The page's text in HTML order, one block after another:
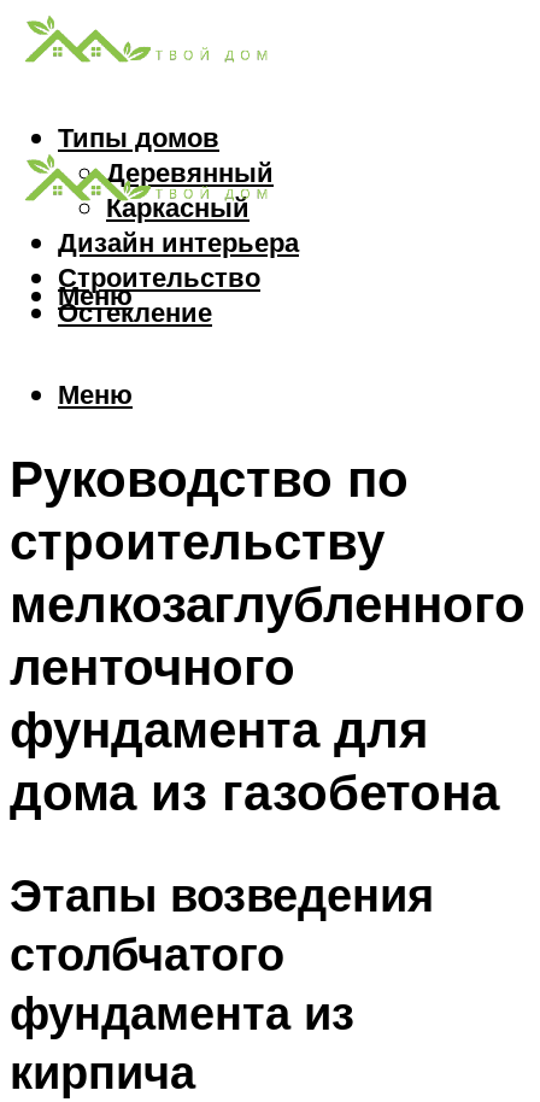
Типы домов
Деревянный
Каркасный
Дизайн интерьера
Строительство
Остекление
Меню
Меню
Руководство по
строительству
мелкозаглубленного
ленточного
фундамента для
дома из газобетона
Этапы возведения
столбчатого
фундамента из
кирпича